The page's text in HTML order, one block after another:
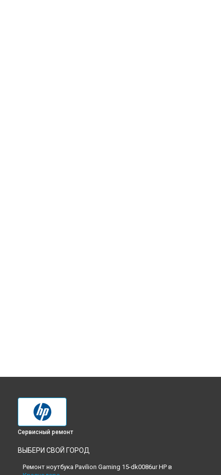
Сервисный ремонт
ВЫБЕРИ СВОЙ ГОРОД
Ремонт ноутбука Pavilion Gaming 15-dk0086ur HP в